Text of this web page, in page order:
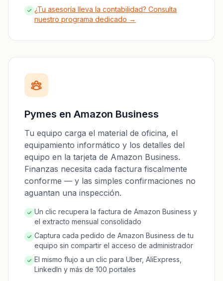
¿Tu asesoría lleva la contabilidad? Consulta
nuestro programa dedicado →
Pymes en Amazon Business
Tu equipo carga el material de oficina, el
equipamiento informático y los detalles del
equipo en la tarjeta de Amazon Business.
Finanzas necesita cada factura fiscalmente
conforme — y las simples confirmaciones no
aguantan una inspección.
Un clic recupera la factura de Amazon Business y
el extracto mensual consolidado
Captura cada pedido de Amazon Business de tu
equipo sin compartir el acceso de administrador
El mismo flujo a un clic para Uber, AliExpress,
LinkedIn y más de 100 portales